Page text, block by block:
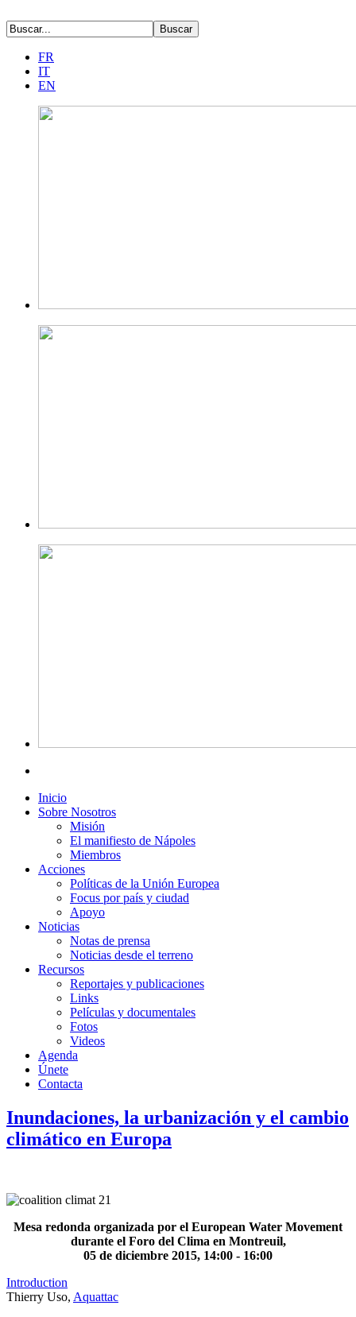
FR
IT
EN
Inicio
Sobre Nosotros
Misión
El manifiesto de Nápoles
Miembros
Acciones
Políticas de la Unión Europea
Focus por país y ciudad
Apoyo
Noticias
Notas de prensa
Noticias desde el terreno
Recursos
Reportajes y publicaciones
Links
Películas y documentales
Fotos
Videos
Agenda
Únete
Contacta
Inundaciones, la urbanización y el cambio
climático en Europa
Mesa redonda organizada por el European Water Movement
durante el Foro del Clima en Montreuil,
05 de diciembre 2015, 14:00 - 16:00
Introduction
Thierry Uso, Aquattac